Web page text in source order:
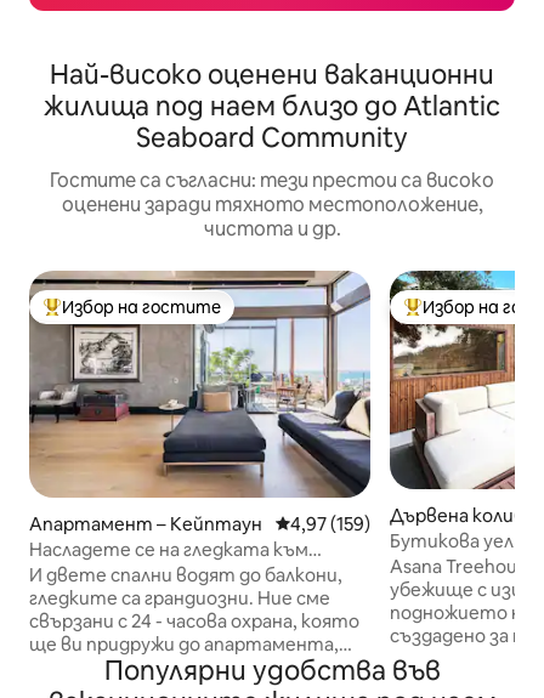
Най-високо оценени ваканционни
жилища под наем близо до Atlantic
Seaboard Community
Гостите са съгласни: тези престои са високо
оценени заради тяхното местоположение,
чистота и др.
Най-популярен избор на гостите
Избор на гостите
Апартамент – Кейптаун Средна оценка: 4,97 от 5,
4,97 (159)
Насладете се на гледката към
Атлантическия океан от уютно
място със стъклени стени
И двете спални водят до балкони,
гледките са грандиозни. Ние сме
свързани с 24 - часова охрана, която
ще ви придружи до апартамента,
ако се прибирате късно или сами.
Предлага се целият апартамент.
Най-популярен
Избор на
Дървена колиба
ун
Бутикова
басейн,
Asana Treehouse
убежище с
подножието на
създадено за
сън. Тази бутикова дървена колиба
Популярни удобства във